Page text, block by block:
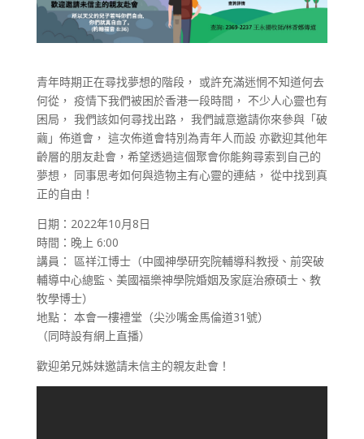
青年時期正在尋找夢想的階段， 或許充滿迷惘不知道何去
何從， 疫情下我們被困於香港一段時間， 不少人心靈也有
困局， 我們該如何尋找出路， 我們誠意邀請你來參與「破
繭」佈道會， 這次佈道會特別為青年人而設 亦歡迎其他年
齡層的朋友赴會，希望透過這個聚會你能夠尋索到自己的
夢想， 同事思考如何與造物主有心靈的連結， 從中找到真
正的自由！
日期：2022年10月8日
時間：晚上 6:00
講員： 區祥江博士（中國神學研究院輔導科教授、前突破
輔導中心總監、美國福樂神學院婚姻及家庭治療碩士、教
牧學博士）
地點： 本會一樓禮堂（尖沙嘴金馬倫道31號）
（同時設有網上直播）
歡迎弟兄姊妹邀請未信主的親友赴會！